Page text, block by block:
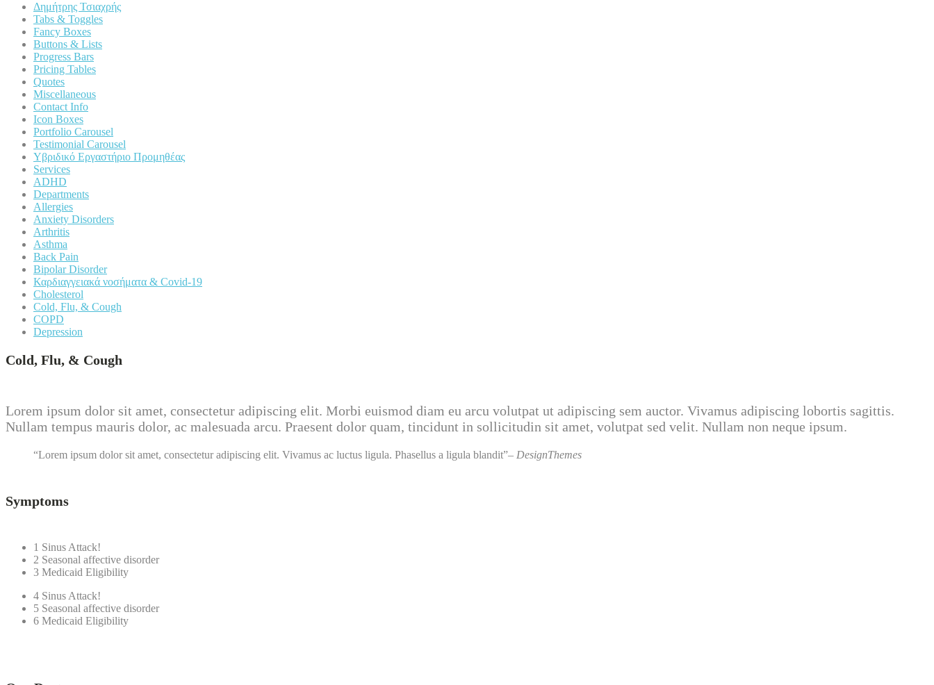
Δημήτρης Τσιαχρής
Tabs & Toggles
Fancy Boxes
Buttons & Lists
Progress Bars
Pricing Tables
Quotes
Miscellaneous
Contact Info
Icon Boxes
Portfolio Carousel
Testimonial Carousel
Υβριδικό Εργαστήριο Προμηθέας
Services
ADHD
Departments
Allergies
Anxiety Disorders
Arthritis
Asthma
Back Pain
Bipolar Disorder
Καρδιαγγειακά νοσήματα & Covid-19
Cholesterol
Cold, Flu, & Cough
COPD
Depression
Cold, Flu, & Cough
Lorem ipsum dolor sit amet, consectetur adipiscing elit. Morbi euismod diam eu arcu volutpat ut adipiscing sem auctor. Vivamus adipiscing lobortis sagittis.
Nullam tempus mauris dolor, ac malesuada arcu. Praesent dolor quam, tincidunt in sollicitudin sit amet, volutpat sed velit. Nullam non neque ipsum.
Lorem ipsum dolor sit amet, consectetur adipiscing elit. Vivamus ac luctus ligula. Phasellus a ligula blandit – DesignThemes
Symptoms
1 Sinus Attack!
2 Seasonal affective disorder
3 Medicaid Eligibility
4 Sinus Attack!
5 Seasonal affective disorder
6 Medicaid Eligibility